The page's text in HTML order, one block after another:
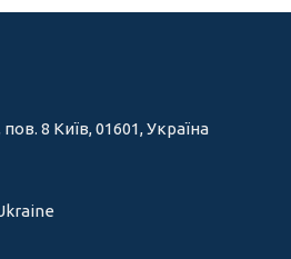
8 Київ, 01601, Україна